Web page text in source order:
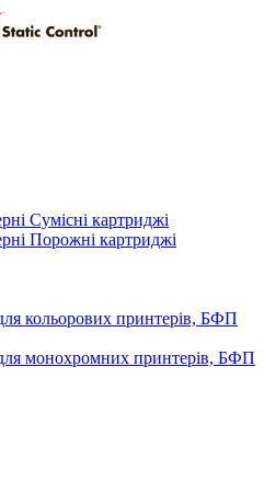
Сумісні картриджі
Порожні картриджі
кольорових принтерів, БФП
монохромних принтерів, БФП